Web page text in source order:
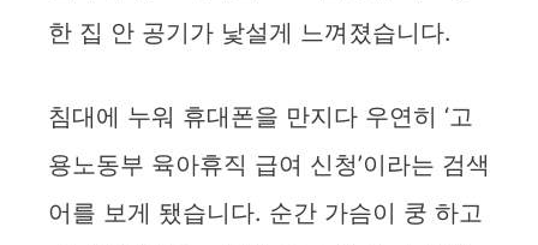
한 집 안 공기가 낯설게 느껴졌습니다.
침대에 누워 휴대폰을 만지다 우연히 ‘고
용노동부 육아휴직 급여 신청’이라는 검색
어를 보게 됐습니다. 순간 가슴이 쿵 하고